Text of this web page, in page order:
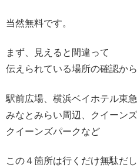
当然無料です。
まず、見えると間違って
伝えられている場所の確認から
駅前広場、横浜ベイホテル東急
みなとみらい周辺、クイーン
クイーンズパークなど
この４箇所は行くだけ無駄だし